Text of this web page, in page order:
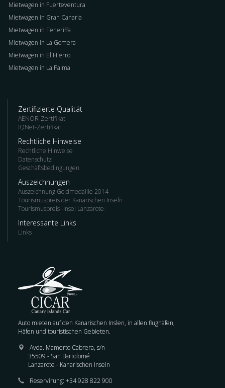
Mietwagen in Fuerteventura
Mietwagen in Gran Canaria
Mietwagen in Teneriffa
Mietwagen in La Gomera
Mietwagen in El Hierro
Mietwagen in La Palma
Zertifizierte Qualität
AENOR-Zertifikat
IQNet-Zertifikat
Rechtliche Hinweise
Rechtliche Hinweise
Datenschutz
Geschäftsbedingungen
Auszeichnungen
Auszeichnung Goldmedaille 2014
Tourismuspreis der Kanarischen Inseln
Tourismuspreis -Insel Lanzarote-
Interessante Links
Links
Auto mieten auf den Kanarischen Inslen, in allen flughäfen,
Häfen und touristischen Gebieten.
Avda. Mamerto Cabrera, s/n
35509 - San Bartolomé
Lanzarote - Kanarischen Inseln
Reservirung: +34 928 822 900